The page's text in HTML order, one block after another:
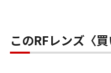
このRFレンズ〈